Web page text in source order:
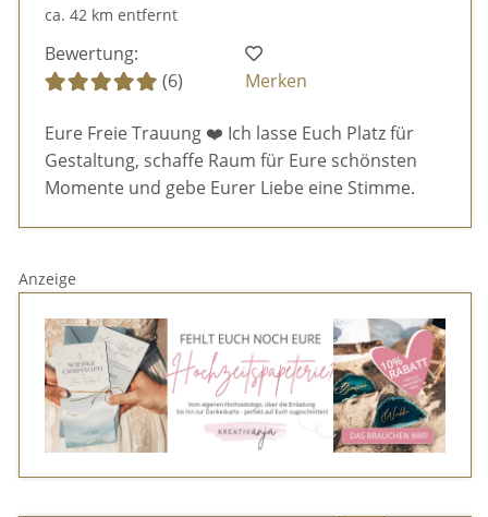
ca. 42 km entfernt
Bewertung:
(6)
Merken
Eure Freie Trauung ❤️ Ich lasse Euch Platz für
Gestaltung, schaffe Raum für Eure schönsten
Momente und gebe Eurer Liebe eine Stimme.
Anzeige